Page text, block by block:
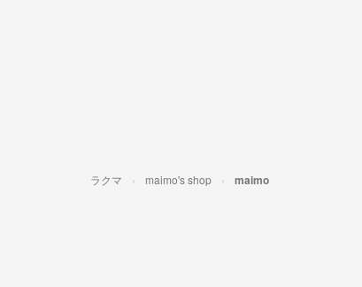
ラクマ maimo's shop maimo